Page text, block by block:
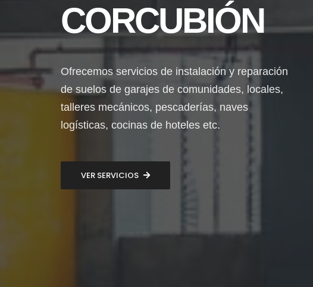
CORCUBIÓN
Ofrecemos servicios de instalación y reparación
de suelos de garajes de comunidades, locales,
talleres mecánicos, pescaderías, naves
logísticas, cocinas de hoteles etc.
VER SERVICIOS